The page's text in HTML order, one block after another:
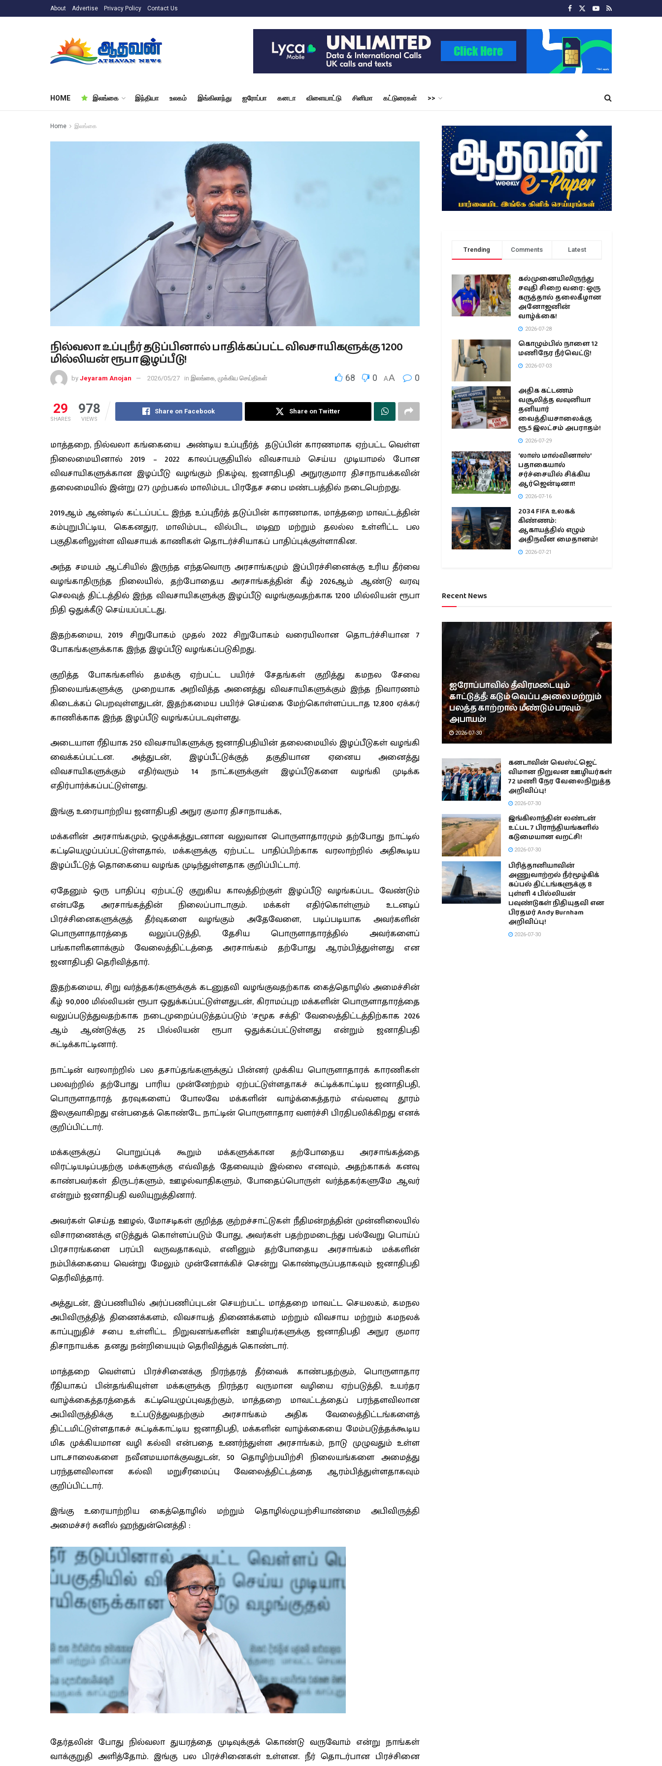
About Advertise Privacy Policy Contact Us
HOME இலங்கை இந்தியா உலகம் இங்கிலாந்து ஐரோப்பா கனடா விளையாட்டு சினிமா கட்டுரைகள் >>
Home இலங்கை
நில்வலா உப்புநீர் தடுப்பினால் பாதிக்கப்பட்ட விவசாயிகளுக்கு 1200
மில்லியன் ரூபா இழப்பீடு!
by Jeyaram Anojan 2026/05/27 in இலங்கை முக்கிய செய்திகள் 68 0 AA 0
29
SHARES
978
VIEWS
Share on Facebook Share on Twitter
மாத்தறை, நில்வலா கங்கையை அண்டிய உப்புநீர்த் தடுப்பின் காரணமாக ஏற்பட்ட வெள்ள
நிலைமையினால் 2019 – 2022 காலப்பகுதியில் விவசாயம் செய்ய முடியாமல் போன
விவசாயிகளுக்கான இழப்பீடு வழங்கும் நிகழ்வு, ஜனாதிபதி அநுரகுமார திசாநாயக்கவின்
தலைமையில் இன்று (27) முற்பகல் மாலிம்பட பிரதேச சபை மண்டபத்தில் நடைபெற்றது.
2019ஆம் ஆண்டில் கட்டப்பட்ட இந்த உப்புநீர்த் தடுப்பின் காரணமாக, மாத்தறை மாவட்டத்தின்
கம்புறுபிட்டிய, கெகனதுர, மாலிம்பட, வில்பிட, மடிஹ மற்றும் தலல்ல உள்ளிட்ட பல
பகுதிகளிலுள்ள விவசாயக் காணிகள் தொடர்ச்சியாகப் பாதிப்புக்குள்ளாகின.
அந்த சமயம் ஆட்சியில் இருந்த எந்தவொரு அரசாங்கமும் இப்பிரச்சினைக்கு உரிய தீர்வை
வழங்காதிருந்த நிலையில், தற்போதைய அரசாங்கத்தின் கீழ் 2026ஆம் ஆண்டு வரவு
செலவுத் திட்டத்தில் இந்த விவசாயிகளுக்கு இழப்பீடு வழங்குவதற்காக 1200 மில்லியன் ரூபா
நிதி ஒதுக்கீடு செய்யப்பட்டது.
இதற்கமைய, 2019 சிறுபோகம் முதல் 2022 சிறுபோகம் வரையிலான தொடர்ச்சியான 7
போகங்களுக்காக இந்த இழப்பீடு வழங்கப்படுகிறது.
குறித்த போகங்களில் தமக்கு ஏற்பட்ட பயிர்ச் சேதங்கள் குறித்து கமநல சேவை
நிலையங்களுக்கு முறையாக அறிவித்த அனைத்து விவசாயிகளுக்கும் இந்த நிவாரணம்
கிடைக்கப் பெறவுள்ளதுடன், இதற்கமைய பயிர்ச் செய்கை மேற்கொள்ளப்படாத 12,800 ஏக்கர்
காணிக்காக இந்த இழப்பீடு வழங்கப்படவுள்ளது.
அடையாள ரீதியாக 250 விவசாயிகளுக்கு ஜனாதிபதியின் தலைமையில் இழப்பீடுகள் வழங்கி
வைக்கப்பட்டன. அத்துடன், இழப்பீட்டுக்குத் தகுதியான ஏனைய அனைத்து
விவசாயிகளுக்கும் எதிர்வரும் 14 நாட்களுக்குள் இழப்பீடுகளை வழங்கி முடிக்க
எதிர்பார்க்கப்பட்டுள்ளது.
இங்கு உரையாற்றிய ஜனாதிபதி அநுர குமார திசாநாயக்க,
மக்களின் அரசாங்கமும், ஒழுக்கத்துடனான வலுவான பொருளாதாரமும் தற்போது நாட்டில்
கட்டியெழுப்பப்பட்டுள்ளதால், மக்களுக்கு ஏற்பட்ட பாதிப்பிற்காக வரலாற்றில் அதிகூடிய
இழப்பீட்டுத் தொகையை வழங்க முடிந்துள்ளதாக குறிப்பிட்டார்.
ஏதேனும் ஒரு பாதிப்பு ஏற்பட்டு குறுகிய காலத்திற்குள் இழப்பீடு வழங்கப்பட வேண்டும்
என்பதே அரசாங்கத்தின் நிலைப்பாடாகும். மக்கள் எதிர்கொள்ளும் உடனடிப்
பிரச்சினைகளுக்குத் தீர்வுகளை வழங்கும் அதேவேளை, படிப்படியாக அவர்களின்
பொருளாதாரத்தை வலுப்படுத்தி, தேசிய பொருளாதாரத்தில் அவர்களைப்
பங்காளிகளாக்கும் வேலைத்திட்டத்தை அரசாங்கம் தற்போது ஆரம்பித்துள்ளது என
ஜனாதிபதி தெரிவித்தார்.
இதற்கமைய, சிறு வர்த்தகர்களுக்குக் கடனுதவி வழங்குவதற்காக கைத்தொழில் அமைச்சின்
கீழ் 90,000 மில்லியன் ரூபா ஒதுக்கப்பட்டுள்ளதுடன், கிராமப்புற மக்களின் பொருளாதாரத்தை
வலுப்படுத்துவதற்காக நடைமுறைப்படுத்தப்படும் ‘சமூக சக்தி’ வேலைத்திட்டத்திற்காக 2026
ஆம் ஆண்டுக்கு 25 பில்லியன் ரூபா ஒதுக்கப்பட்டுள்ளது என்றும் ஜனாதிபதி
சுட்டிக்காட்டினார்.
நாட்டின் வரலாற்றில் பல தசாப்தங்களுக்குப் பின்னர் முக்கிய பொருளாதாரக் காரணிகள்
பலவற்றில் தற்போது பாரிய முன்னேற்றம் ஏற்பட்டுள்ளதாகச் சுட்டிக்காட்டிய ஜனாதிபதி,
பொருளாதாரத் தரவுகளைப் போலவே மக்களின் வாழ்க்கைத்தரம் எவ்வளவு தூரம்
இலகுவாகிறது என்பதைக் கொண்டே நாட்டின் பொருளாதார வளர்ச்சி பிரதிபலிக்கிறது எனக்
குறிப்பிட்டார்.
மக்களுக்குப் பொறுப்புக் கூறும் மக்களுக்கான தற்போதைய அரசாங்கத்தை
விரட்டியடிப்பதற்கு மக்களுக்கு எவ்விதத் தேவையும் இல்லை எனவும், அதற்காகக் கனவு
காண்பவர்கள் திருடர்களும், ஊழல்வாதிகளும், போதைப்பொருள் வர்த்தகர்களுமே ஆவர்
என்றும் ஜனாதிபதி வலியுறுத்தினார்.
அவர்கள் செய்த ஊழல், மோசடிகள் குறித்த குற்றச்சாட்டுகள் நீதிமன்றத்தின் முன்னிலையில்
விசாரணைக்கு எடுத்துக் கொள்ளப்படும் போது, அவர்கள் பதற்றமடைந்து பல்வேறு பொய்ப்
பிரசாரங்களை பரப்பி வருவதாகவும், எனினும் தற்போதைய அரசாங்கம் மக்களின்
நம்பிக்கையை வென்று மேலும் முன்னோக்கிச் சென்று கொண்டிருப்பதாகவும் ஜனாதிபதி
தெரிவித்தார்.
அத்துடன், இப்பணியில் அர்ப்பணிப்புடன் செயற்பட்ட மாத்தறை மாவட்ட செயலகம், கமநல
அபிவிருத்தித் திணைக்களம், விவசாயத் திணைக்களம் மற்றும் விவசாய மற்றும் கமநலக்
காப்புறுதிச் சபை உள்ளிட்ட நிறுவனங்களின் ஊழியர்களுக்கு ஜனாதிபதி அநுர குமார
திசாநாயக்க தனது நன்றியையும் தெரிவித்துக் கொண்டார்.
மாத்தறை வெள்ளப் பிரச்சினைக்கு நிரந்தரத் தீர்வைக் காண்பதற்கும், பொருளாதார
ரீதியாகப் பின்தங்கியுள்ள மக்களுக்கு நிரந்தர வருமான வழியை ஏற்படுத்தி, உயர்தர
வாழ்க்கைத்தரத்தைக் கட்டியெழுப்புவதற்கும், மாத்தறை மாவட்டத்தைப் பரந்தளவிலான
அபிவிருத்திக்கு உட்படுத்துவதற்கும் அரசாங்கம் அதிக வேலைத்திட்டங்களைத்
திட்டமிட்டுள்ளதாகச் சுட்டிக்காட்டிய ஜனாதிபதி, மக்களின் வாழ்க்கையை மேம்படுத்தக்கூடிய
மிக முக்கியமான வழி கல்வி என்பதை உணர்ந்துள்ள அரசாங்கம், நாடு முழுவதும் உள்ள
பாடசாலைகளை நவீனமயமாக்குவதுடன், 50 தொழிற்பயிற்சி நிலையங்களை அமைத்து
பரந்தளவிலான கல்வி மறுசீரமைப்பு வேலைத்திட்டத்தை ஆரம்பித்துள்ளதாகவும்
குறிப்பிட்டார்.
இங்கு உரையாற்றிய கைத்தொழில் மற்றும் தொழில்முயற்சியாண்மை அபிவிருத்தி
அமைச்சர் சுனில் ஹந்துன்னெத்தி :
தேர்தலின் போது நில்வலா துயரத்தை முடிவுக்குக் கொண்டு வருவோம் என்று நாங்கள்
வாக்குறுதி அளித்தோம். இங்கு பல பிரச்சினைகள் உள்ளன. நீர் தொடர்பான பிரச்சினை
Trending Comments Latest
கல்முனையிலிருந்து
சவுதி சிறை வரை: ஒரு
கருத்தால் தலைகீழான
அனோஜனின்
வாழ்க்கை!
2026-07-28
கொழும்பில் நாளை 12
மணிநேர நீர்வெட்டு!
2026-07-03
அதிக கட்டணம்
வசூலித்த வவுனியா
தனியார்
வைத்தியசாலைக்கு
ரூ.5 இலட்சம் அபராதம்!
2026-07-29
‘லாஸ் மால்வினாஸ்’
பதாகையால்
சர்ச்சையில் சிக்கிய
ஆர்ஜென்டினா!
2026-07-16
2034 FIFA உலகக்
கிண்ணம்:
ஆகாயத்தில் எழும்
அதிநவீன மைதானம்!
2026-07-21
Recent News
ஐரோப்பாவில் தீவிரமடையும்
காட்டுத்தீ: கடும் வெப்ப அலை மற்றும்
பலத்த காற்றால் மீண்டும் பரவும்
அபாயம்!
2026-07-30
கனடாவின் வெஸ்ட்ஜெட்
விமான நிறுவன ஊழியர்கள்
72 மணி நேர வேலைநிறுத்த
அறிவிப்பு!
2026-07-30
இங்கிலாந்தின் லண்டன்
உட்பட 7 பிராந்தியங்களில்
கடுமையான வறட்சி!
2026-07-30
பிரித்தானியாவின்
அணுவாற்றல் நீர்மூழ்கிக்
கப்பல் திட்டங்களுக்கு 8
புள்ளி 4 பில்லியன்
பவுண்டுகள் நிதியுதவி என
பிரதமர் Andy Burnham
அறிவிப்பு!
2026-07-30